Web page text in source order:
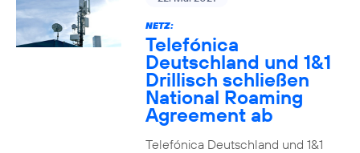
NETZ:
Telefónica
Deutschland und 1&1
Drillisch schließen
National Roaming
Agreement ab
Telefónica Deutschland und 1&1